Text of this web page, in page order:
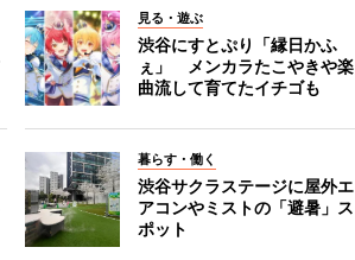
見る・遊ぶ
渋谷にすとぷり「縁日かふ
ぇ」 メンカラたこやきや楽
曲流して育てたイチゴも
暮らす・働く
渋谷サクラステージに屋外エ
アコンやミストの「避暑」ス
ポット